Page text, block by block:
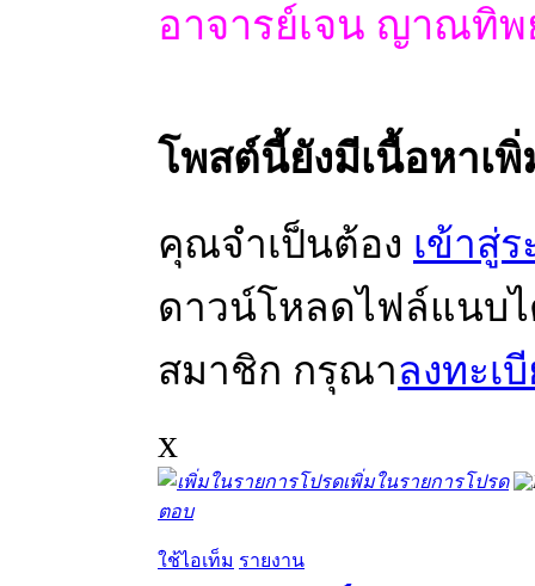
อาจารย์เจน ญาณทิพ
โพสต์นี้ยังมีเนื้อหาเพิ่
คุณจำเป็นต้อง เข้าสู่
ดาวน์โหลดไฟล์แนบ
สมาชิก กรุณาลงทะเ
x
เพิ่มในรายการโปรด
ตอบ
ใช้ไอเท็ม รายงาน